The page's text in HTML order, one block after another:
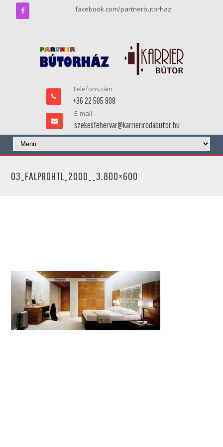
facebook.com/partnerbutorhaz
Telefonszám
+36 22 505 808
E-mail
szekesfehervar@karrierirodabutor.hu
03_FALPROHTL_2000__3.800×600